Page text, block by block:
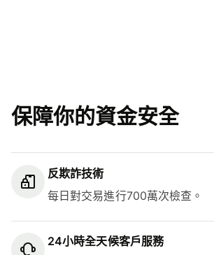
保障你的資金安全
反欺詐技術
每日對交易進行700萬次檢查。
24小時全天候客戶服務